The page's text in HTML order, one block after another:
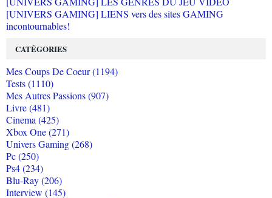
[UNIVERS GAMING] LIENS vers des sites GAMING
incontournables!
CATÉGORIES
Mes Coups De Coeur (1194)
Tests (1110)
Mes Autres Passions (907)
Livre (481)
Cinema (425)
Xbox One (271)
Univers Gaming (268)
Pc (250)
Ps4 (234)
Blu-Ray (206)
Interview (145)